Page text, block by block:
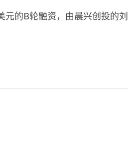
的B轮融资，由晨兴创投的